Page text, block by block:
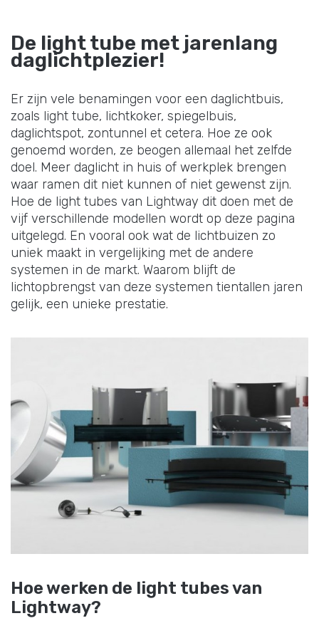
De light tube met jarenlang
daglichtplezier!
Er zijn vele benamingen voor een daglichtbuis,
zoals light tube, lichtkoker, spiegelbuis,
daglichtspot, zontunnel et cetera. Hoe ze ook
genoemd worden, ze beogen allemaal het zelfde
doel. Meer daglicht in huis of werkplek brengen
waar ramen dit niet kunnen of niet gewenst zijn.
Hoe de light tubes van Lightway dit doen met de
vijf verschillende modellen wordt op deze pagina
uitgelegd. En vooral ook wat de lichtbuizen zo
uniek maakt in vergelijking met de andere
systemen in de markt. Waarom blijft de
lichtopbrengst van deze systemen tientallen jaren
gelijk, een unieke prestatie.
Hoe werken de light tubes van
Lightway?